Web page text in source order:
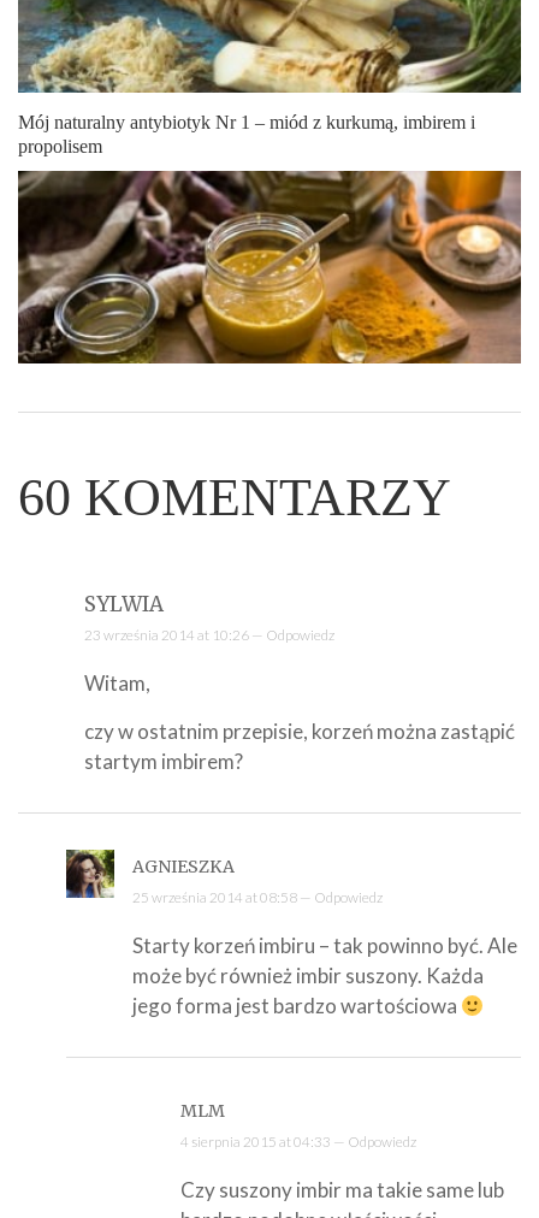
Mój naturalny antybiotyk Nr 1 – miód z kurkumą, imbirem i
propolisem
60 KOMENTARZY
SYLWIA
23 września 2014 at 10:26 — Odpowiedz
Witam,
czy w ostatnim przepisie, korzeń można zastąpić
startym imbirem?
AGNIESZKA
25 września 2014 at 08:58 — Odpowiedz
Starty korzeń imbiru – tak powinno być. Ale
może być również imbir suszony. Każda
jego forma jest bardzo wartościowa
MLM
4 sierpnia 2015 at 04:33 — Odpowiedz
Czy suszony imbir ma takie same lub